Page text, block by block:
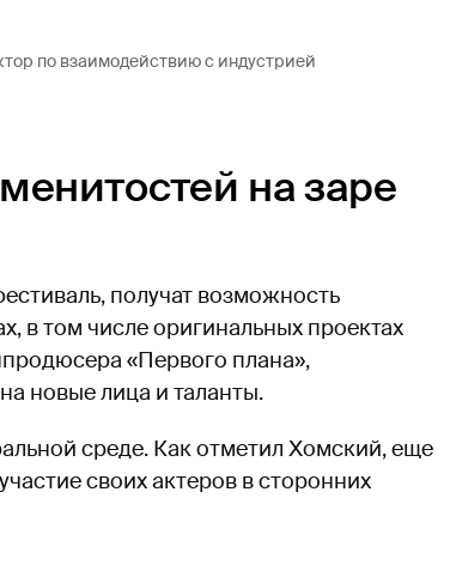
по взаимодействию с индустрией
на заре
получат возможность
в том числе оригинальных проектах
«Первого плана»,
новые лица и таланты.
среде. Как отметил Хомский, еще
своих актеров в сторонних